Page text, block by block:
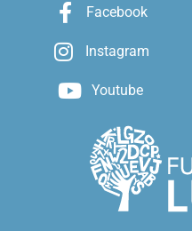
Facebook
Instagram
Youtube